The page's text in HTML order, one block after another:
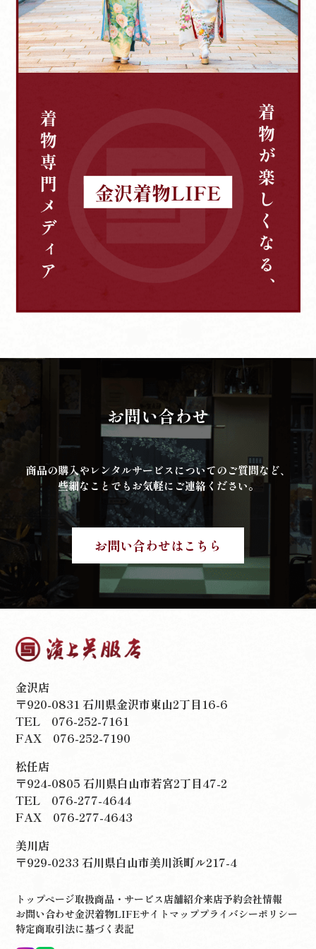
お問い合わせ
商品の購入やレンタルサービスについてのご質問など、
些細なことでもお気軽にご連絡ください。
お問い合わせはこちら
金沢店
〒920-0831 石川県金沢市東山2丁目16-6
TEL 076-252-7161
FAX 076-252-7190
松任店
〒924-0805 石川県白山市若宮2丁目47-2
TEL 076-277-4644
FAX 076-277-4643
美川店
〒929-0233 石川県白山市美川浜町ル217-4
トップページ取扱商品・サービス店舗紹介来店予約会社情報
お問い合わせ金沢着物LIFEサイトマッププライバシーポリシー
特定商取引法に基づく表記